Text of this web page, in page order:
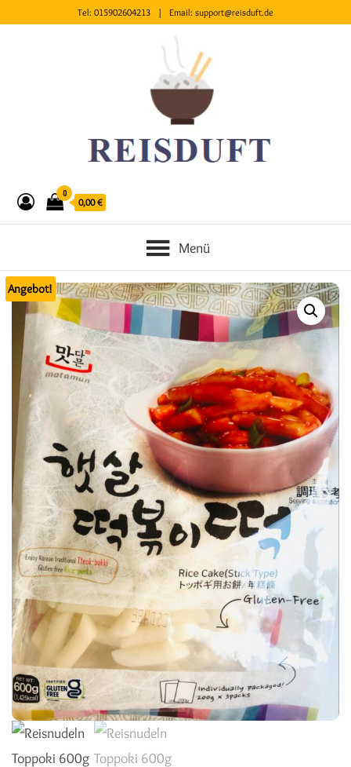
Tel: 015902604213 | Email: support@reisduft.de
0
0,00 €
Menü
Angebot!